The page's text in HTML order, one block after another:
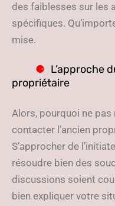
des faiblesses sur les
spécifiques.
mise.
L’approche
propriétaire
Alors, pourquoi ne
contacter l’ancien
S’approcher de
résoudre bien des
discussions soient
bien expliquer votre